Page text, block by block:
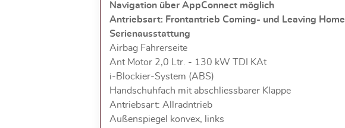
Navigation über AppConnect möglich
Antriebsart: Frontantrieb Coming- und Leaving Home
Serienausstattung
Airbag Fahrerseite
Ant Motor 2,0 Ltr. - 130 kW TDI KAt
i-Blockier-System (ABS)
Handschuhfach mit abschliessbarer Klappe
Antriebsart: Allradntrieb
Außenspiegel konvex, links